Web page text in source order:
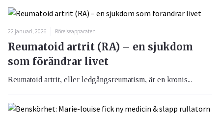
22 januari, 2026 Rörelseapparaten
Reumatoid artrit (RA) – en sjukdom
som förändrar livet
Reumatoid artrit, eller ledgångsreumatism, är en kronis...